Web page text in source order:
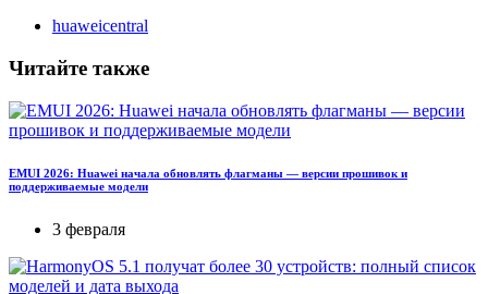
huaweicentral
Читайте также
EMUI 2026: Huawei начала обновлять флагманы — версии прошивок и
поддерживаемые модели
3 февраля